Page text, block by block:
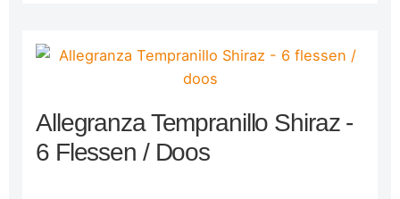
Allegranza Tempranillo Shiraz -
6 Flessen / Doos